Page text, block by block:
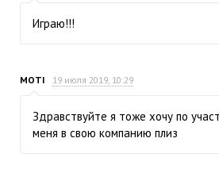
Играю!!!
MOTI 19 июля 2019, 10:29
Здравствуйте я тоже хочу по
меня в свою компанию плиз